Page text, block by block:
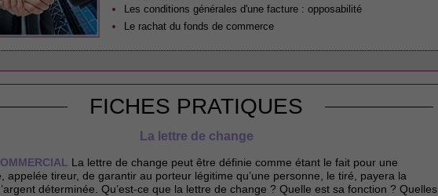
Les conditions générales d'une facture : opposabilité
Le rachat du fonds de commerce
FICHES PRATIQUES
La lettre de change
La lettre de change peut être définie comme étant le fait pour une
appelée tireur, de garantir au porteur légitime qu’une personne, le tiré, payera la
déterminée. Qu’est-ce que la lettre de change ? Quelle est sa fonction ? Quelles